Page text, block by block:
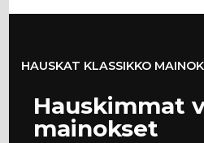
HAUSKAT KLASSIKKO
Hauskimmat
mainokset